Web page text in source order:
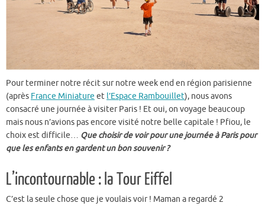
Pour terminer notre récit sur notre week end en région parisienne
(après France Miniature et l’Espace Rambouillet), nous avons
consacré une journée à visiter Paris ! Et oui, on voyage beaucoup
mais nous n’avions pas encore visité notre belle capitale ! Pfiou, le
choix est difficile… Que choisir de voir pour une journée à Paris pour
que les enfants en gardent un bon souvenir ?
L’incontournable : la Tour Eiffel
C’est la seule chose que je voulais voir ! Maman a regardé 2